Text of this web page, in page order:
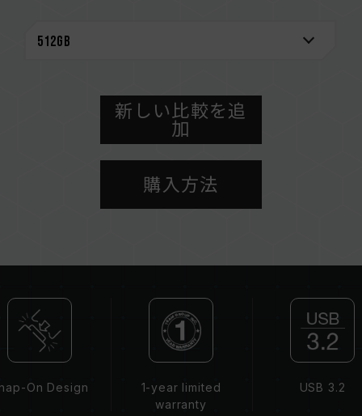
を守る事にも繋がります
新しい比較を追
加
購入方法
On Design
1-year limited
warranty
USB 3.2